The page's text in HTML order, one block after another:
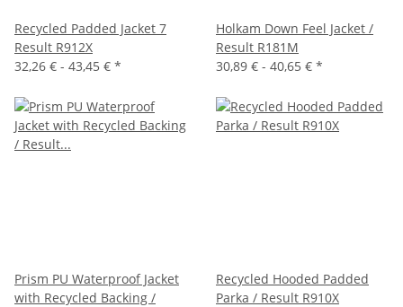
Recycled Padded Jacket 7
Result R912X
32,26 € - 43,45 € *
Holkam Down Feel Jacket /
Result R181M
30,89 € - 40,65 € *
Prism PU Waterproof Jacket
with Recycled Backing /
Recycled Hooded Padded
Parka / Result R910X